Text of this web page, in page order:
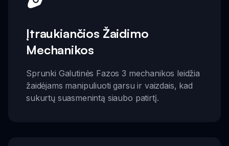
Įtraukiančios Žaidimo
Mechanikos
Sprunki Galutinės Fazos 3 mechanikos leidžia
žaidėjams manipuliuoti garsu ir vaizdais, kad
sukurtų suasmenintą siaubo patirtį.